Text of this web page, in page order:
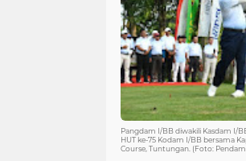
Pangdam I/BB diwakili Kasdam I/
HUT ke-75 Kodam I/BB bersama
Course, Tuntungan. (Foto: